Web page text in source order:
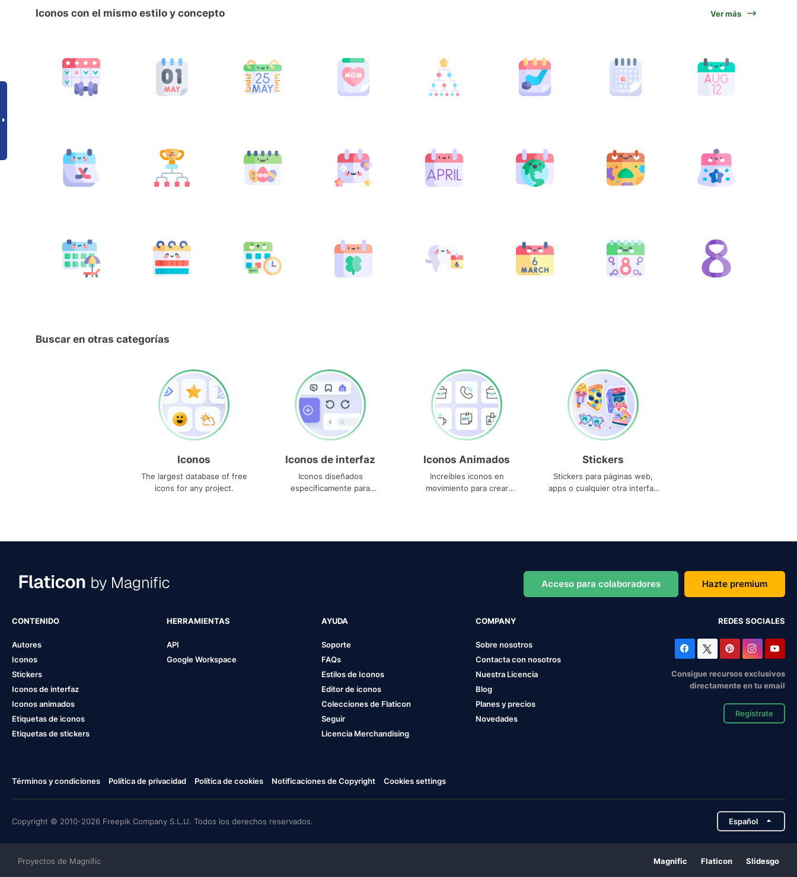
Iconos con el mismo estilo y concepto Ver más
Buscar en otras categorías
Iconos
The largest database of free
icons for any project.
Iconos de interfaz
Iconos diseñados
específicamente para
Iconos Animados
Increíbles iconos en
movimiento para crear
Stickers
Stickers para páginas web,
apps o cualquier otra interfaz
Acceso para colaboradores Hazte premium
CONTENIDO
Autores
Iconos
Stickers
Iconos de interfaz
Iconos animados
Etiquetas de iconos
Etiquetas de stickers
HERRAMIENTAS
API
Google Workspace
AYUDA
Soporte
FAQs
Estilos de Iconos
Editor de iconos
Colecciones de Flaticon
Seguir
Licencia Merchandising
COMPANY
Sobre nosotros
Contacta con nosotros
Nuestra Licencia
Blog
Planes y precios
Novedades
REDES SOCIALES
Consigue recursos exclusivos
directamente en tu email
Regístrate
Términos y condiciones Política de privacidad Política de cookies Notificaciones de Copyright Cookies settings
Copyright © 2010-2026 Freepik Company S.L.U. Todos los derechos reservados. Español
Proyectos de Magnific Magnific Flaticon Slidesgo